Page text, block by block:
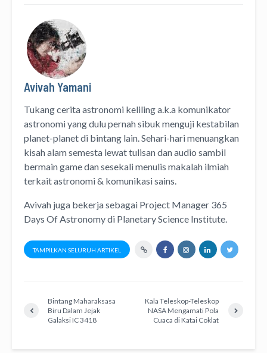
Avivah Yamani
Tukang cerita astronomi kelilinga.k.a komunikator
astronomiyang dulu pernah sibuk menguji kestabilan
planet-planet di bintang lain. Sehari-hari menuangkan
kisah alam semesta lewattulisandanaudio sambil
bermain game dan sesekali menulis makalah ilmiah
terkait astronomi & komunikasi sains.
Avivah juga bekerja sebagai Project Manager 365
Days Of Astronomydi Planetary Science Institute
TAMPILKAN SELURUH ARTIKEL
Bintang Maharaksasa
Biru Dalam Jejak
Galaksi IC 3418
Kala Teleskop-Teleskop
NASA Mengamati Pola
Cuaca di Katai Coklat